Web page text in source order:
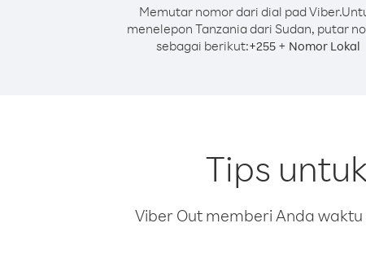
Memutar nomor dari dial pad Viber.
menelepon Tanzania dari Sudan, putar
sebagai berikut:+255+ Nomor Lokal
Tips
Viber Out memberi Anda